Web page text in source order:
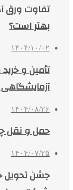
تفاوت ورق
بهتر است؟
۱۴۰۴/۱۰/۰۲
تأمین و
۱۴۰۴/۰۸/۲۶
حمل و نقل
۱۴۰۴/۰۷/۲۵
جشن تحویل